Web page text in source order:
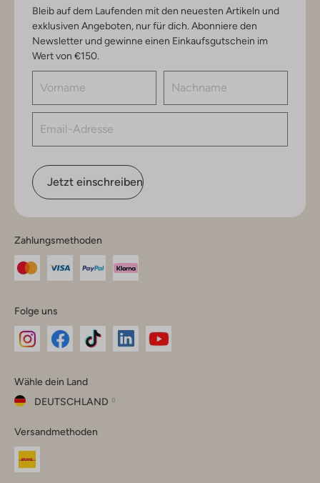
Bleib auf dem Laufenden mit den neuesten Artikeln und
exklusiven Angeboten, nur für dich. Abonniere den
Newsletter und gewinne einen Einkaufsgutschein im
Wert von €150.
Jetzt einschreiben
Zahlungsmethoden
Folge uns
Instagram
Facebook
TikTok
Wähle dein Land
DEUTSCHLAND
dein
Land
Versandmethoden